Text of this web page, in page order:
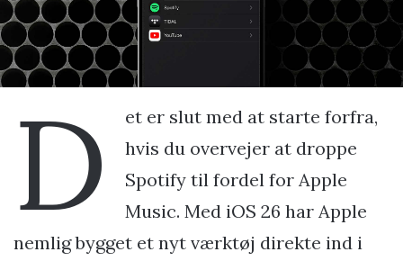
D
et er slut med at starte forfra,
hvis du overvejer at droppe
Spotify til fordel for Apple
Music. Med iOS 26 har Apple
nemlig bygget et nyt værktøj direkte ind i